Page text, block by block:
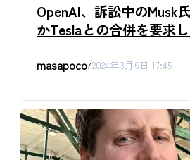
OpenAI、訴訟中のMusk
かTeslaとの合併を要求
masapoco/2024年3月6日 17:45